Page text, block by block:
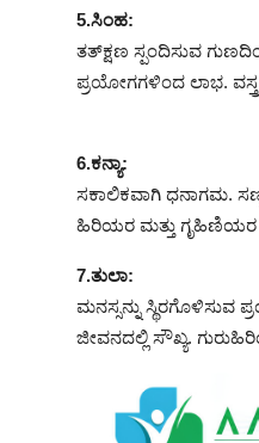
5.ಸಿಂಹ:
ತತ್‌ಕ್ಷಣ ಸ್ಪಂದಿಸುವ
ಪ್ರಯೋಗಗಳಿಂದ ಲಾಭ.
6.ಕನ್ಯಾ:
ಸಕಾಲಿಕವಾಗಿ ಧನಾಗಮ.
ಹಿರಿಯರ ಮತ್ತು ಗೃಹಿಣಿಯರ
7.ತುಲಾ:
ಮನಸ್ಸನ್ನು ಸ್ಥಿರಗೊಳಿಸುವ
ಜೀವನದಲ್ಲಿ ಸೌಖ್ಯ.